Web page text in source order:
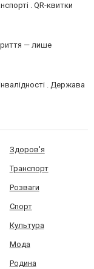
. QR-квитки
— лише
. Держава
Здоров'я
Транспорт
Розваги
Спорт
Культура
Мода
Родина